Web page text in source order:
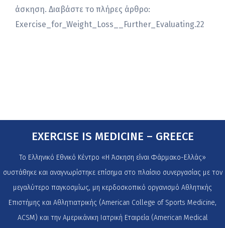
άσκηση. Διαβάστε το πλήρες άρθρο:
Exercise_for_Weight_Loss__Further_Evaluating.22
EXERCISE IS MEDICINE – GREECE
Το Ελληνικό Εθνικό Κέντρο «Η Άσκηση είναι Φάρμακο-Ελλάς»
συστάθηκε και αναγνωρίστηκε επίσημα στο πλαίσιο συνεργασίας με τον
μεγαλύτερο παγκοσμίως, μη κερδοσκοπικό οργανισμό Αθλητικής
Επιστήμης και Αθλητιατρικής (American College of Sports Medicine,
ACSM) και την Αμερικάνικη Ιατρική Εταιρεία (American Medical